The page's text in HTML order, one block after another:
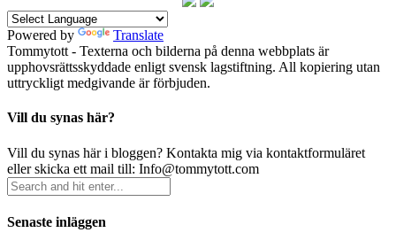
Powered by
Translate
Tommytott - Texterna och bilderna på denna webbplats är
upphovsrättsskyddade enligt svensk lagstiftning. All kopiering utan
uttryckligt medgivande är förbjuden.
Vill du synas här?
Vill du synas här i bloggen? Kontakta mig via kontaktformuläret
eller skicka ett mail till: Info@tommytott.com
Senaste inläggen